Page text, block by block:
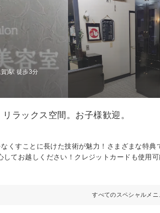
)駅 徒歩3分
ラックス空間。お子様歓迎。
くすことに長けた技術が魅力！さまざまな特典
てお越しください！クレジットカードも使用
すべてのスペシャルメニ